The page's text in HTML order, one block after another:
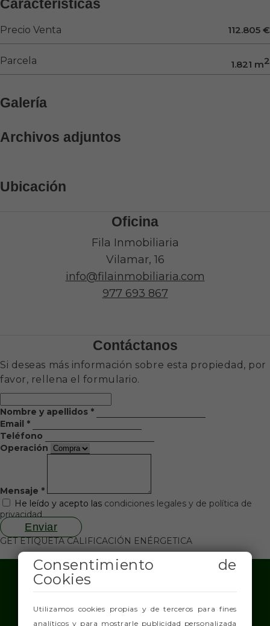
Características
Precio Venta 112.805 €
Parcela 1.821 m2
Galería
Archivos adjuntos
Ubicación
Oficina
Fila Inmobiliaria
Vilamar, 16
info@filainmobiliaria.com
977 693 867
Contáctanos
Si deseas más información sobre esta propiedad, por
favor, rellena el formulario.
Nombre y apellidos *
Email *
Teléfono
Operación
Mensaje *
He leído y acepto las condiciones legales y de política de
privacidad
Enviar
GET ETIQUETA CALIFICACIÓN ENÉRGETICA
Consentimiento de
Cookies
Utilizamos cookies propias y de terceros para fines
analíticos y para mostrarle publicidad personalizada